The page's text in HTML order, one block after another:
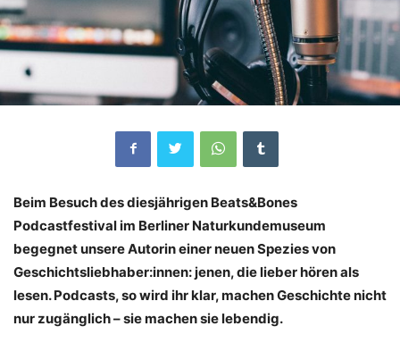
Beim Besuch des diesjährigen Beats&Bones
Podcastfestival im Berliner Naturkundemuseum
begegnet unsere Autorin einer neuen Spezies von
Geschichtsliebhaber:innen: jenen, die lieber hören als
lesen. Podcasts, so wird ihr klar, machen Geschichte nicht
nur zugänglich – sie machen sie lebendig.